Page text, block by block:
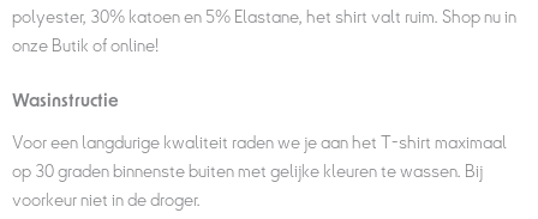
polyester, 30% katoen en 5% Elastane, het shirt valt ruim. Shop nu in
onze Butik of online!
Wasinstructie
Voor een langdurige kwaliteit raden we je aan het T-shirt maximaal
op 30 graden binnenste buiten met gelijke kleuren te wassen. Bij
voorkeur niet in de droger.